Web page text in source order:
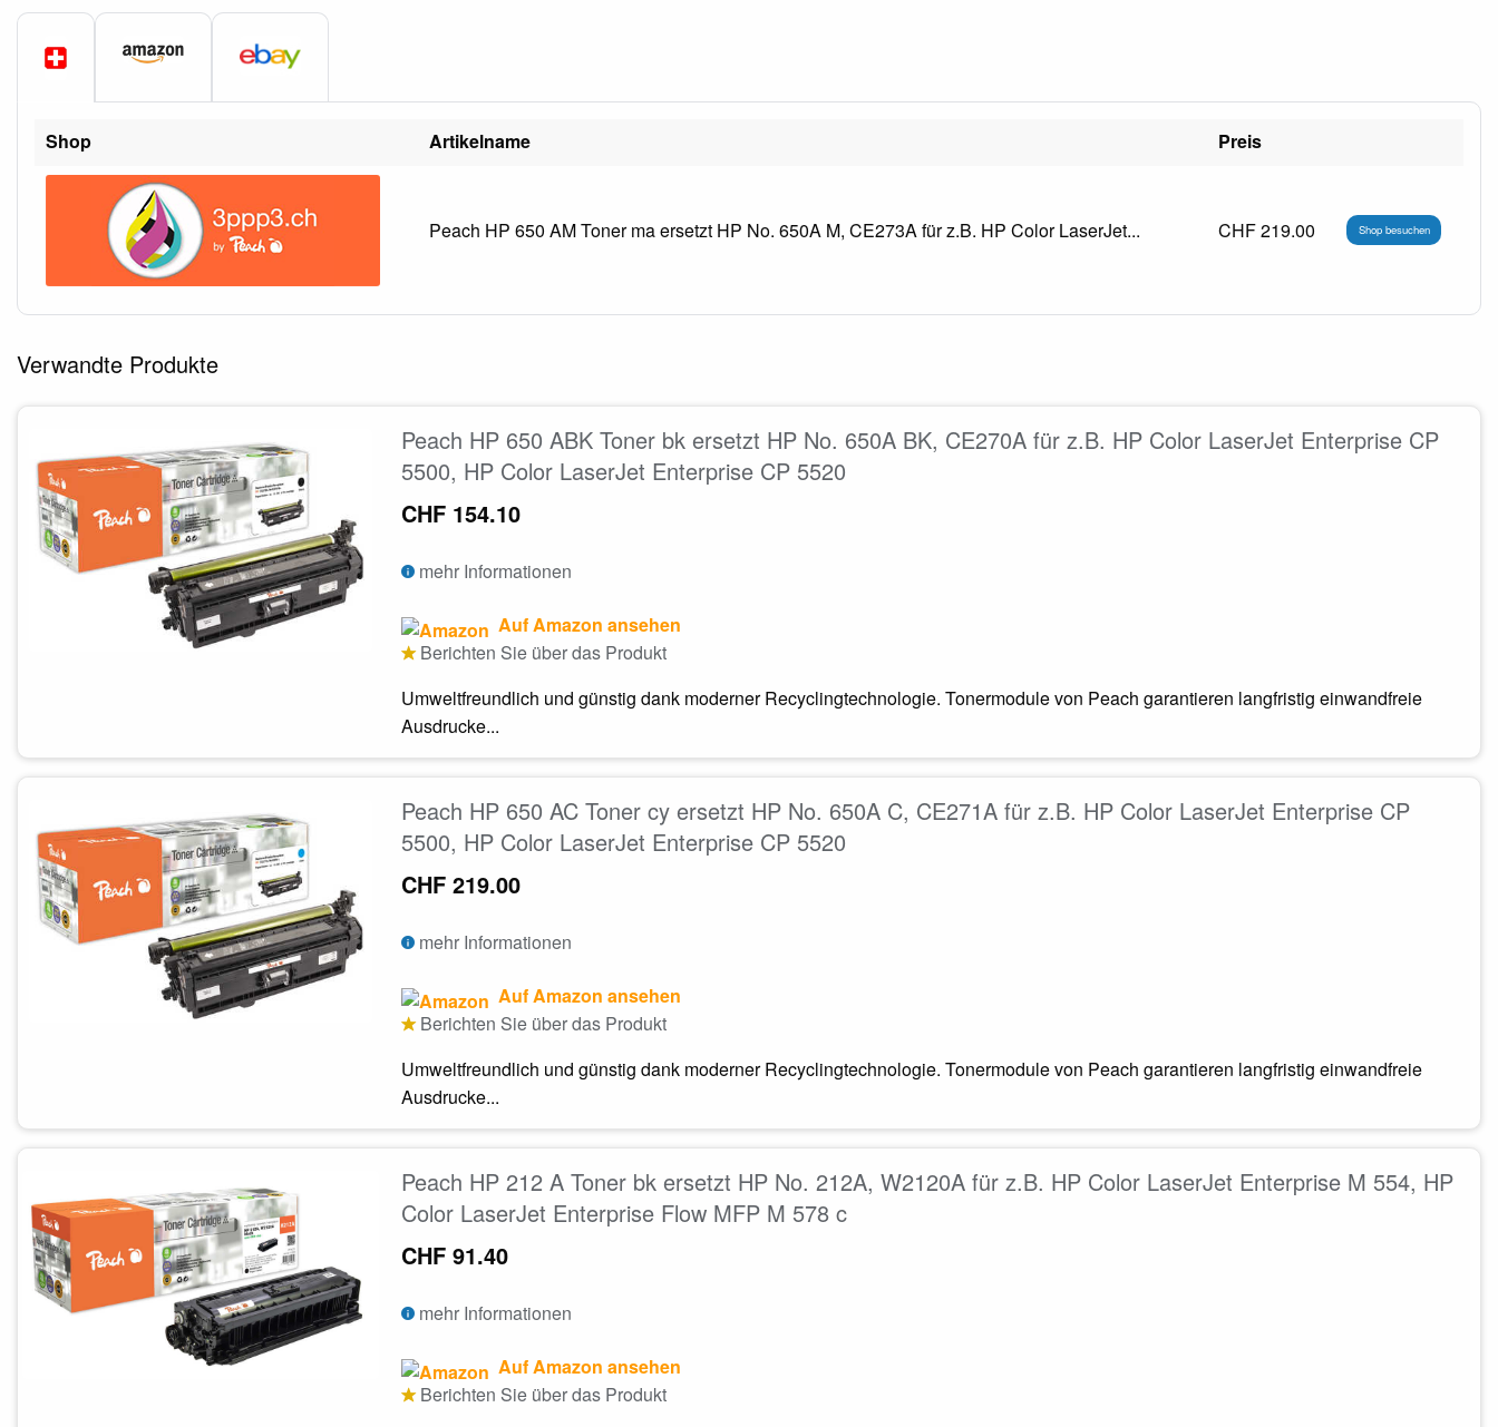
Shop Artikelname Preis
Peach HP 650 AM Toner ma ersetzt HP No. 650A M, CE273A für z.B. HP Color LaserJet... CHF 219.00 Shop besuchen
Verwandte Produkte
Peach HP 650 ABK Toner bk ersetzt HP No. 650A BK, CE270A für z.B. HP Color LaserJet Enterprise CP
5500, HP Color LaserJet Enterprise CP 5520
CHF 154.10
mehr Informationen
Auf Amazon ansehen
Berichten Sie über das Produkt
Umweltfreundlich und günstig dank moderner Recyclingtechnologie. Tonermodule von Peach garantieren langfristig einwandfreie
Ausdrucke...
Peach HP 650 AC Toner cy ersetzt HP No. 650A C, CE271A für z.B. HP Color LaserJet Enterprise CP
5500, HP Color LaserJet Enterprise CP 5520
CHF 219.00
mehr Informationen
Auf Amazon ansehen
Berichten Sie über das Produkt
Umweltfreundlich und günstig dank moderner Recyclingtechnologie. Tonermodule von Peach garantieren langfristig einwandfreie
Ausdrucke...
Peach HP 212 A Toner bk ersetzt HP No. 212A, W2120A für z.B. HP Color LaserJet Enterprise M 554, HP
Color LaserJet Enterprise Flow MFP M 578 c
CHF 91.40
mehr Informationen
Auf Amazon ansehen
Berichten Sie über das Produkt